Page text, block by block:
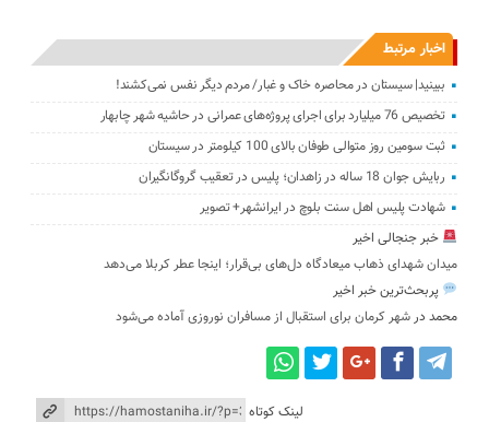
اخبار مرتبط
ببینید| سیستان در ‌محاصره خاک و غبار/ مردم دیگر نفس نمی‌کشند!
تخصیص 76 میلیارد برای اجرای پروژه‌های عمرانی در حاشیه شهر چابهار
ثبت سومین روز متوالی طوفان بالای 100 کیلومتر در سیستان
ربایش جوان 18 ساله در زاهدان؛ پلیس در تعقیب گروگانگیران
شهادت پلیس اهل سنت بلوچ در ایرانشهر+ تصویر
خبر جنجالی اخیر
میدان شهدای ذهاب میعادگاه دل‌های بی‌قرار؛ اینجا عطر کربلا می‌دهد
پربحث‌ترین خبر اخیر
محمد درشهر کرمان برای استقبال از مسافران نوروزی آماده می‌شود
لینک کوتاه